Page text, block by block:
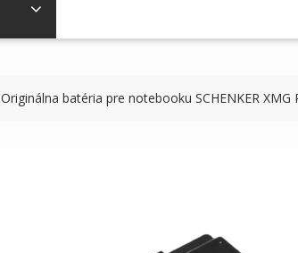
Originálna batéria pre notebooku SCHENKER XMG